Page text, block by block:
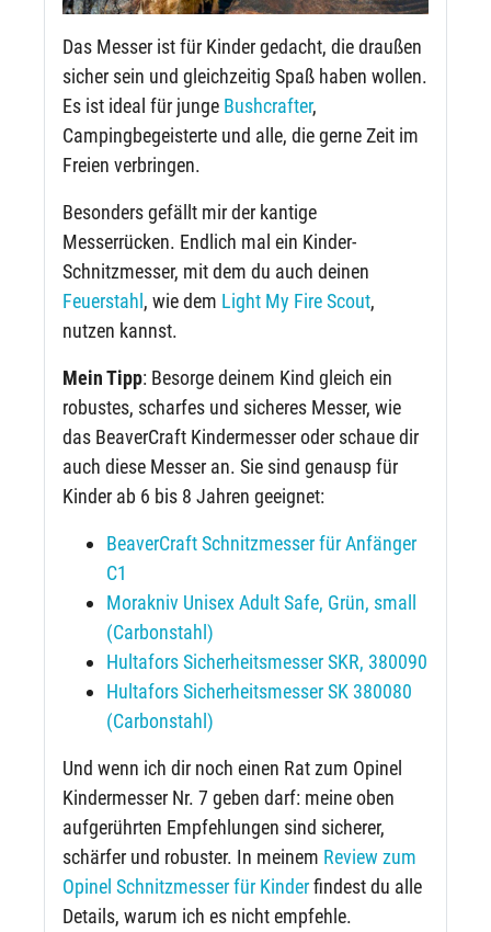
Das Messer ist für Kinder gedacht, die draußen
sicher sein und gleichzeitig Spaß haben wollen.
Es ist ideal für junge Bushcrafter,
Campingbegeisterte und alle, die gerne Zeit im
Freien verbringen.
Besonders gefällt mir der kantige
Messerrücken. Endlich mal ein Kinder-
Schnitzmesser, mit dem du auch deinen
Feuerstahl , wie dem Light My Fire Scout,
nutzen kannst.
Mein Tipp: Besorge deinem Kind gleich ein
robustes, scharfes und sicheres Messer, wie
das BeaverCraft Kindermesser oder schaue dir
auch diese Messer an. Sie sind genausp für
Kinder ab 6 bis 8 Jahren geeignet:
BeaverCraft Schnitzmesser für Anfänger
C1
Morakniv Unisex Adult Safe, Grün, small
(Carbonstahl)
Hultafors Sicherheitsmesser SKR, 380090
Hultafors Sicherheitsmesser SK 380080
(Carbonstahl)
Und wenn ich dir noch einen Rat zum Opinel
Kindermesser Nr. 7 geben darf: meine oben
aufgerührten Empfehlungen sind sicherer,
schärfer und robuster. In meinem Review zum
Opinel Schnitzmesser für Kinderfindest du alle
Details, warum ich es nicht empfehle.